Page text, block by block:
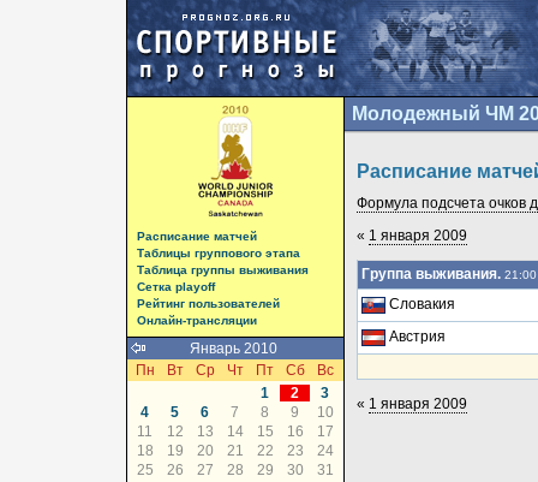
Расписание матчей
Таблицы группового этапа
Таблица группы выживания
Сетка playoff
Рейтинг пользователей
Онлайн-трансляции
Январь 2010
Пн
Вт Ср Чт Пт Сб
Вс
1
2
3
4
5 6 7 8 9
10
11
12 13 14 15 16
17
18
19 20 21 22 23
24
25
26 27 28 29 30 31
Молодежный ЧМ
Расписание
Формула подсчета очков
« 1 января 2009
Группа выживания.
Словакия
Австрия
« 1 января 2009